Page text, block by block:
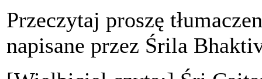
Przeczytaj proszę
napisane przez Śrila